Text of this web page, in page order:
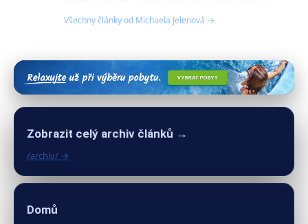
Všechny články od Michaela Jelenová →
Zobrazit celý archiv článků →
/archiv/ →
Domů